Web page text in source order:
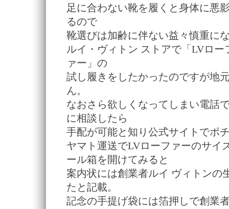
足に合わない靴を履くと身体に悪
るので
靴選びは加齢に伴ない益々慎重に
ルイ・ヴィトン ストアで「LVロ
ァー」の
試し履きをしたかったのですが地
ん。
なおさら欲しくなってしまい電話
に相談したら
手配が可能と知り公式サイトでポ
ヤマト運送でLVローファーのサイ
ール箱を開けてみると
案内状には創業者ルイ ヴィトンの
たと記載。
記念の手提げ袋には箔押しで創業